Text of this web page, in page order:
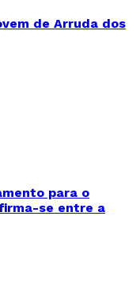
de Arruda dos
para o
se entre a